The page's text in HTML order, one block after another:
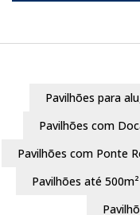
Pavilhões para
Pavilhões com
Pavilhões com Ponte
Pavilhões até 500m²